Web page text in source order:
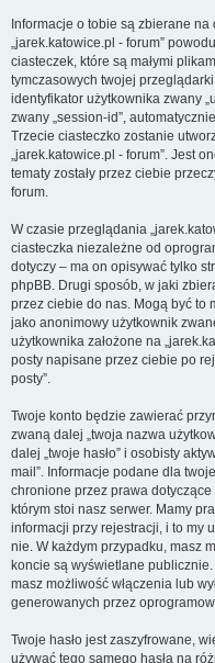
Informacje o tobie są zbierane
„jarek.katowice.pl - forum”
ciasteczek, które są małymi
tymczasowych twojej
identyfikator użytkownika zwany
zwany „session-id”,
Trzecie ciasteczko zostanie
„jarek.katowice.pl - forum”. Jest
tematy zostały przez ciebie
forum.
W czasie przeglądania
ciasteczka niezależne od
dotyczy – ma on opisywać tylko
phpBB. Drugi sposób, w jaki
przez ciebie do nas. Mogą być to
jako anonimowy użytkownik
użytkownika założone na
posty napisane przez ciebie po
posty”.
Twoje konto będzie zawierać
zwaną dalej „twoja nazwa
dalej „twoje hasło” i osobisty
mail”. Informacje podane dla
chronione przez prawa
którym stoi nasz serwer. Mamy
informacji przy rejestracji, i to my
nie. W każdym przypadku, masz
koncie są wyświetlane
masz możliwość włączenia lub
generowanych przez
Twoje hasło jest zaszyfrowane,
używać tego samego hasła na